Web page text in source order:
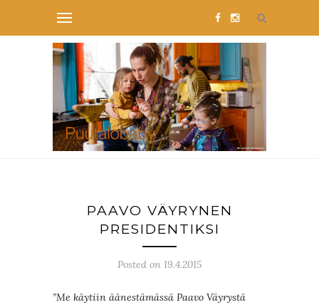
PAAVO VÄYRYNEN
PRESIDENTIKSI
Posted on 19.4.2015
”Me käytiin äänestämässä Paavo Väyrystä